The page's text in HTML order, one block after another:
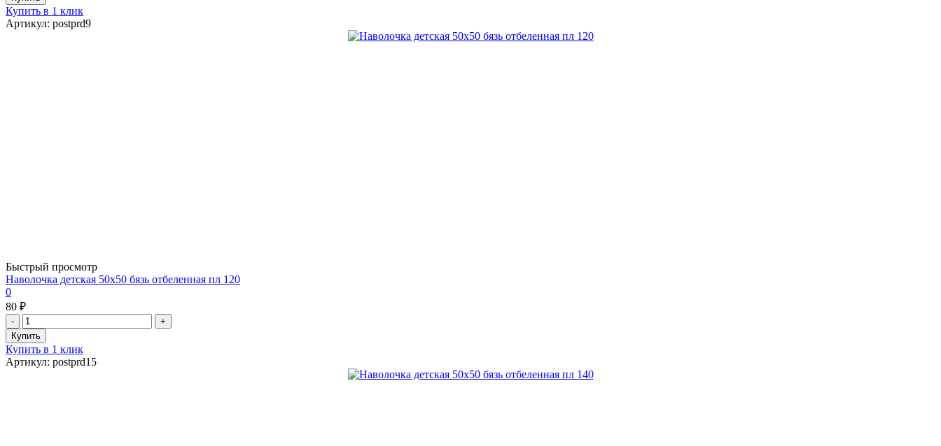
Купить в 1 клик
Артикул: postprd9
Быстрый просмотр
Наволочка детская 50х50 бязь отбеленная пл 120
0
80 ₽
Купить в 1 клик
Артикул: postprd15